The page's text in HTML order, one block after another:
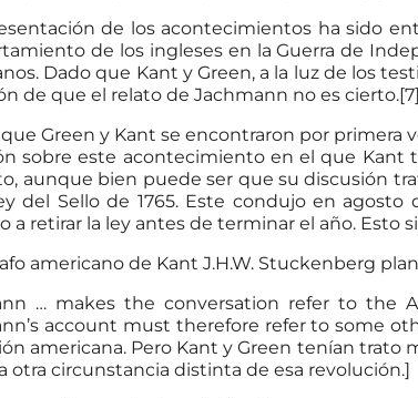
de los acontecimientos ha sido
de los ingleses en la Guerra de
Dado que Kant y Green, a la luz de los
de que el relato de Jachmann no es
Green y Kant se encontraron por primera
sobre este acontecimiento en el que Kant
aunque bien puede ser que su discusión
del Sello de 1765. Este condujo en
a retirar la ley antes de terminar el año. Esto
americano de Kant J.H.W. Stuckenberg
… makes the conversation refer to the
account must therefore refer to some
americana. Pero Kant y Green tenían
otra circunstancia distinta de esa revolución.]